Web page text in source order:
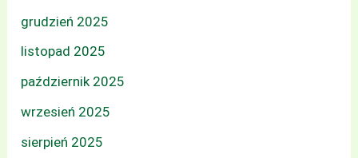
grudzień 2025
listopad 2025
październik 2025
wrzesień 2025
sierpień 2025